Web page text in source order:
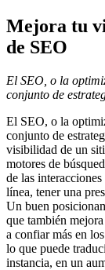
Mejora tu
de SEO
El SEO, o la
conjunto de
El SEO, o la
conjunto de
visibilidad de un
motores de
de las
línea, tener una
Un buen
que también
a confiar más en
lo que puede
instancia, en un